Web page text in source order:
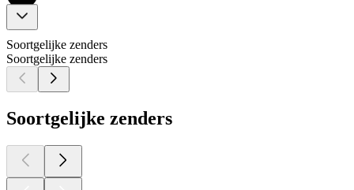
Soortgelijke zenders
Soortgelijke zenders
Soortgelijke zenders